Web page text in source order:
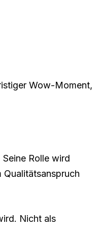
Wow-Moment,
Rolle wird
Nicht als